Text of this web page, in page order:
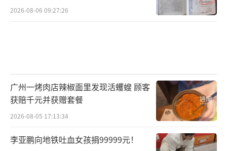
2026-08-06 09:27:26
广州一烤肉店辣椒面里发现活蠼螋 顾客
获赔千元并获赠套餐
2026-08-05 17:13:34
李亚鹏向地铁吐血女孩捐99999元！